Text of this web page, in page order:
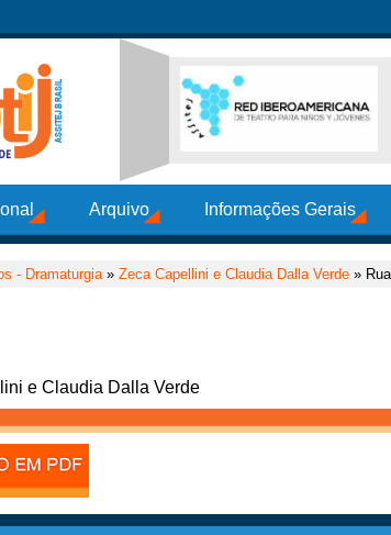
Arquivo Informações Gerais
- Dramaturgia» Zeca Capellini e Claudia Dalla Verde »
e Claudia Dalla Verde